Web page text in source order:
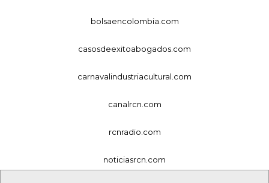
bolsaencolombia.com
casosdeexitoabogados.com
carnavalindustriacultural.com
canalrcn.com
rcnradio.com
noticiasrcn.com